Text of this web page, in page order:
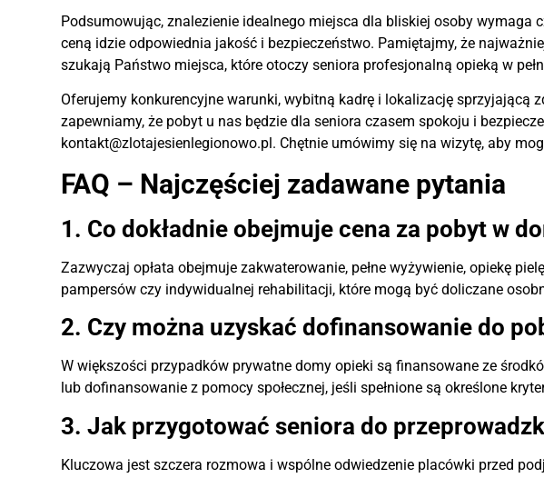
Podsumowując, znalezienie idealnego miejsca dla bliskiej osoby wymaga
ceną idzie odpowiednia jakość i bezpieczeństwo. Pamiętajmy, że
szukają Państwo miejsca, które otoczy seniora profesjonalną opieką w
Oferujemy konkurencyjne warunki, wybitną kadrę i lokalizację sprzyjającą
zapewniamy, że pobyt u nas będzie dla seniora czasem spokoju i
kontakt@zlotajesienlegionowo.pl. Chętnie umówimy się na wizytę, aby
FAQ – Najczęściej zadawane pytania
1. Co dokładnie obejmuje cena za pobyt w
Zazwyczaj opłata obejmuje zakwaterowanie, pełne wyżywienie, opiekę
pampersów czy indywidualnej rehabilitacji, które mogą być doliczane
2. Czy można uzyskać dofinansowanie do
W większości przypadków prywatne domy opieki są finansowane ze
lub dofinansowanie z pomocy społecznej, jeśli spełnione są określone
3. Jak przygotować seniora do
Kluczowa jest szczera rozmowa i wspólne odwiedzenie placówki przed